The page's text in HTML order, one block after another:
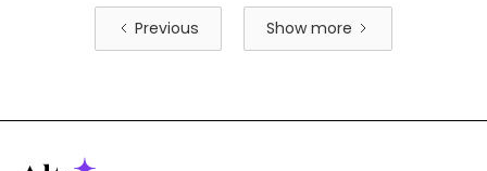
Previous Show more